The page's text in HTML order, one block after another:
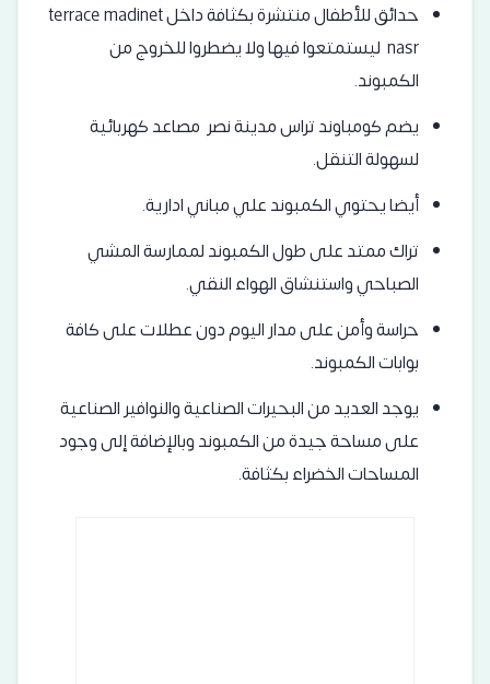
حدائق للأطفال منتشرة بكثافة داخل terrace madinet
nasr ليستمتعوا فيها ولا يضطروا للخروج من
الكمبوند.
يضم كومباوند تراس مدينة نصر مصاعد كهربائية
لسهولة التنقل.
أيضا يحتوي الكمبوند علي مباني ادارية.
تراك ممتد على طول الكمبوند لممارسة المشي
الصباحي واستنشاق الهواء النقي.
حراسة وأمن على مدار اليوم دون عطلات على كافة
بوابات الكمبوند.
يوجد العديد من البحيرات الصناعية والنوافير الصناعية
على مساحة جيدة من الكمبوند وبالإضافة إلى وجود
المساحات الخضراء بكثافة.